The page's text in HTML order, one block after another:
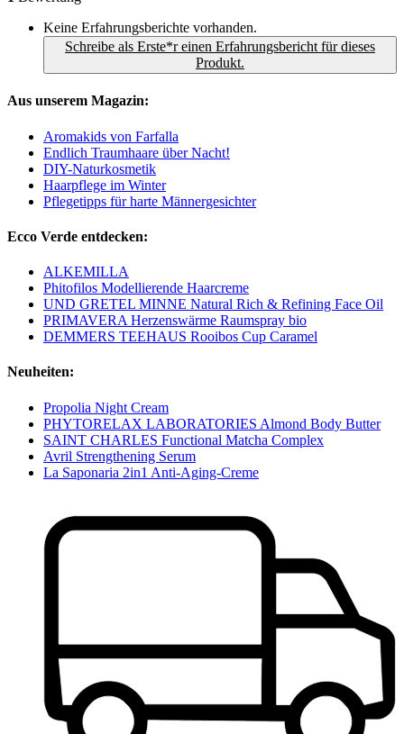
Keine Erfahrungsberichte vorhanden.
Schreibe als Erste*r einen Erfahrungsbericht für dieses
Produkt.
Aus unserem Magazin:
Aromakids von Farfalla
Endlich Traumhaare über Nacht!
DIY-Naturkosmetik
Haarpflege im Winter
Pflegetipps für harte Männergesichter
Ecco Verde entdecken:
ALKEMILLA
Phitofilos Modellierende Haarcreme
UND GRETEL MINNE Natural Rich & Refining Face Oil
PRIMAVERA Herzenswärme Raumspray bio
DEMMERS TEEHAUS Rooibos Cup Caramel
Neuheiten:
Propolia Night Cream
PHYTORELAX LABORATORIES Almond Body Butter
SAINT CHARLES Functional Matcha Complex
Avril Strengthening Serum
La Saponaria 2in1 Anti-Aging-Creme